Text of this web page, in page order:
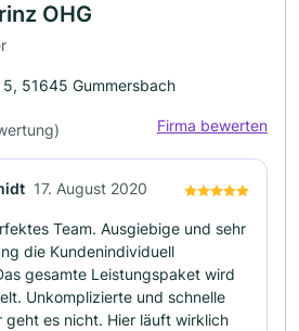
OHG
51645 Gummersbach
Firma bewerten
17. August 2020
Team. Ausgiebige und sehr
die Kundenindividuell
gesamte Leistungspaket wird
Unkomplizierte und schnelle
geht es nicht. Hier läuft wirklich